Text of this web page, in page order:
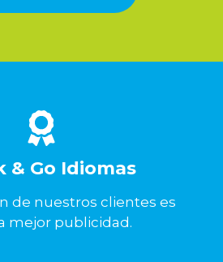
& Go Idiomas
de nuestros clientes es
mejor publicidad.